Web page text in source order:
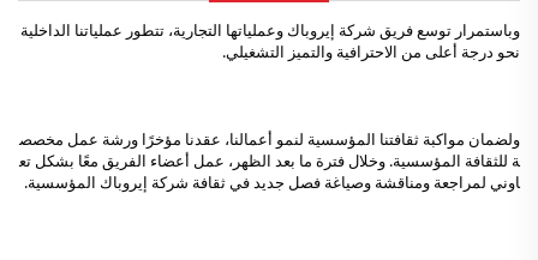
نحو درجة أعلى من الاحترافية والتميز التشغيلي.
ولضمان مواكبة ثقافتنا المؤسسية لنمو أعمالنا، عقدنا مؤخرًا ورشة عمل مخصص
ة للثقافة المؤسسية. وخلال فترة ما بعد الظهر، عمل أعضاء الفريق معًا بشكل تع
اوني لمراجعة ومناقشة وصياغة فصل جديد في ثقافة شركة إيروباك المؤسسية.